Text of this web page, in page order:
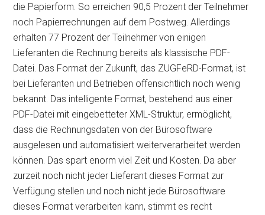
die Papierform. So erreichen 90,5 Prozent der Teilnehmer
noch Papierrechnungen auf dem Postweg. Allerdings
erhalten 77 Prozent der Teilnehmer von einigen
Lieferanten die Rechnung bereits als klassische PDF-
Datei. Das Format der Zukunft, das ZUGFeRD-Format, ist
bei Lieferanten und Betrieben offensichtlich noch wenig
bekannt. Das intelligente Format, bestehend aus einer
PDF-Datei mit eingebetteter XML-Struktur, ermöglicht,
dass die Rechnungsdaten von der Bürosoftware
ausgelesen und automatisiert weiterverarbeitet werden
können. Das spart enorm viel Zeit und Kosten. Da aber
zurzeit noch nicht jeder Lieferant dieses Format zur
Verfügung stellen und noch nicht jede Bürosoftware
dieses Format verarbeiten kann, stimmt es recht